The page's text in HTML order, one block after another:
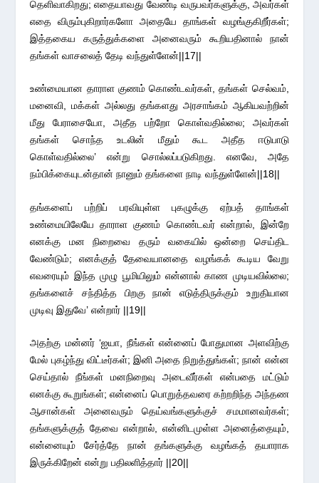
தெளிவாகிறது; எதையாவது வேண்டி வருபவர்களுக்கு, அவர்கள்
எதை விரும்புகிறார்களோ அதையே தாங்கள் வழங்குகிறீர்கள்;
இத்தகைய கருத்துக்களை அனைவரும் கூறியதினால் நான்
தங்கள் வாசலைத் தேடி வந்துள்ளேன்||17||
உண்மையான தாராள குணம் கொண்டவர்கள், தங்கள் செல்வம்,
மனைவி, மக்கள் அல்லது தங்களது அரசாங்கம் ஆகியவற்றின்
மீது பேராசையோ, அதீத பற்றோ கொள்வதில்லை; அவர்கள்
தங்கள் சொந்த உடலின் மீதும் கூட அதீத ஈடுபாடு
கொள்வதில்லை’ என்று சொல்லப்படுகிறது. எனவே, அதே
நம்பிக்கையுடன்தான் நானும் தங்களை நாடி வந்துள்ளேன்||18||
தங்களைப் பற்றிப் பரவியுள்ள புகழுக்கு ஏற்பத் தாங்கள்
உண்மையிலேயே தாராள குணம் கொண்டவர் என்றால், இன்றே
எனக்கு மன நிறைவை தரும் வகையில் ஒன்றை செய்திட
வேண்டும்; எனக்குத் தேவையானதை வழங்கக் கூடிய வேறு
எவரையும் இந்த முழு பூமியிலும் என்னால் காண முடியவில்லை;
தங்களைச் சந்தித்த பிறகு நான் எடுத்திருக்கும் உறுதியான
முடிவு இதுவே’ என்றார் ||19||
அதற்கு மன்னர் ‘ஐயா, நீங்கள் என்னைப் போதுமான அளவிற்கு
மேல் புகழ்ந்து விட்டீர்கள்; இனி அதை நிறுத்துங்கள்; நான் என்ன
செய்தால் நீங்கள் மனநிறைவு அடைவீர்கள் என்பதை மட்டும்
எனக்கு கூறுங்கள்; என்னைப் பொறுத்தவரை கற்றறிந்த அந்தண
ஆசான்கள் அனைவரும் தெய்வங்களுக்குச் சமமானவர்கள்;
தங்களுக்குத் தேவை என்றால், என்னிடமுள்ள அனைத்தையும்,
என்னையும் சேர்த்தே நான் தங்களுக்கு வழங்கத் தயாராக
இருக்கிறேன் என்று பதிலளித்தார் ||20||